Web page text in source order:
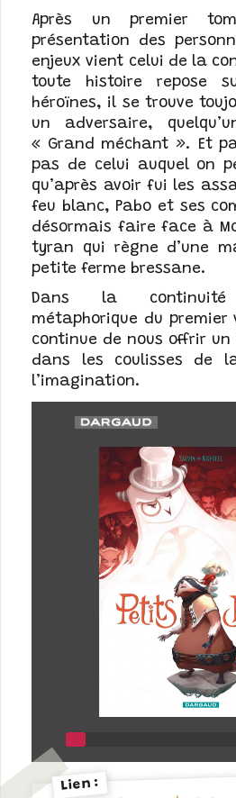
Après un premier
présentation des
enjeux vient celui de la
toute histoire repose
héroïnes, il se trouve
un adversaire,
« Grand méchant ». Et
pas de celui auquel on
qu’après avoir fui les
feu blanc, Pabo et ses
désormais faire face à
tyran qui règne d’une
petite ferme bressane.
Dans la
métaphorique du premier
continue de nous offrir
dans les coulisses de
l’imagination.
Lien :